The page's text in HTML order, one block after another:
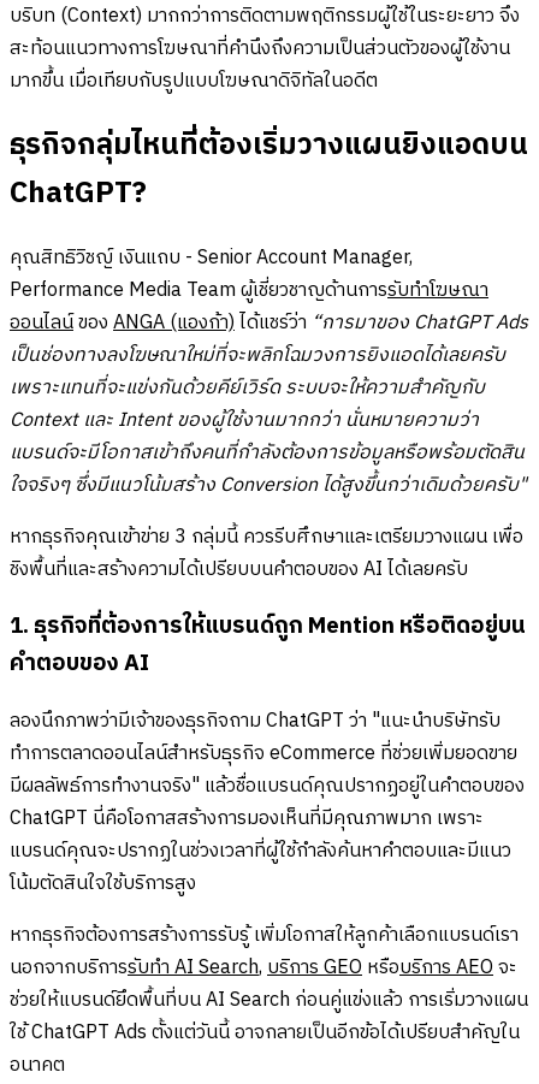
บริบท (Context) มากกว่าการติดตามพฤติกรรมผู้ใช้ในระยะยาว จึง
สะท้อนแนวทางการโฆษณาที่คำนึงถึงความเป็นส่วนตัวของผู้ใช้งาน
มากขึ้น เมื่อเทียบกับรูปแบบโฆษณาดิจิทัลในอดีต
ธุรกิจกลุ่มไหนที่ต้องเริ่มวางแผนยิงแอดบน
ChatGPT?
คุณสิทธิวิชญ์ เงินแถบ - Senior Account Manager,
Performance Media Team ผู้เชี่ยวชาญด้านการรับทำโฆษณา
ออนไลน์ของANGA (แองก้า)ได้แชร์ว่า “การมาของ ChatGPT Ads
เป็นช่องทางลงโฆษณาใหม่ที่จะพลิกโฉมวงการยิงแอดได้เลยครับ
เพราะแทนที่จะแข่งกันด้วยคีย์เวิร์ด ระบบจะให้ความสำคัญกับ
Context และ Intent ของผู้ใช้งานมากกว่า นั่นหมายความว่า
แบรนด์จะมีโอกาสเข้าถึงคนที่กำลังต้องการข้อมูลหรือพร้อมตัดสิน
ใจจริงๆ ซึ่งมีแนวโน้มสร้าง Conversion ได้สูงขึ้นกว่าเดิมด้วยครับ"
หากธุรกิจคุณเข้าข่าย 3 กลุ่มนี้ ควรรีบศึกษาและเตรียมวางแผน เพื่อ
ชิงพื้นที่และสร้างความได้เปรียบบนคำตอบของ AI ได้เลยครับ
1. ธุรกิจที่ต้องการให้แบรนด์ถูก Mention หรือติดอยู่บน
คำตอบของ AI
ลองนึกภาพว่ามีเจ้าของธุรกิจถาม ChatGPT ว่า "แนะนำบริษัทรับ
ทำการตลาดออนไลน์สำหรับธุรกิจ eCommerce ที่ช่วยเพิ่มยอดขาย
มีผลลัพธ์การทำงานจริง" แล้วชื่อแบรนด์คุณปรากฏอยู่ในคำตอบของ
ChatGPT นี่คือโอกาสสร้างการมองเห็นที่มีคุณภาพมาก เพราะ
แบรนด์คุณจะปรากฏในช่วงเวลาที่ผู้ใช้กำลังค้นหาคำตอบและมีแนว
โน้มตัดสินใจใช้บริการสูง
หากธุรกิจต้องการสร้างการรับรู้ เพิ่มโอกาสให้ลูกค้าเลือกแบรนด์เรา
นอกจากบริการรับทำ AI Search,บริการ GEOหรือบริการ AEOจะ
ช่วยให้แบรนด์ยึดพื้นที่บน AI Search ก่อนคู่แข่งแล้ว การเริ่มวางแผน
ใช้ ChatGPT Ads ตั้งแต่วันนี้ อาจกลายเป็นอีกข้อได้เปรียบสำคัญใน
อนาคต